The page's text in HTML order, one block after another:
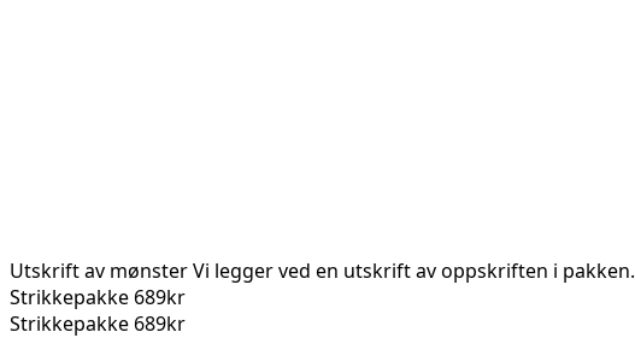
Utskrift av mønsterVi legger ved en utskrift av oppskriften i pakken.
Strikkepakke 689kr
Strikkepakke 689kr